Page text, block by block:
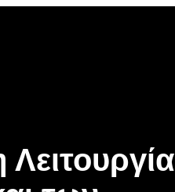
Λειτουργία